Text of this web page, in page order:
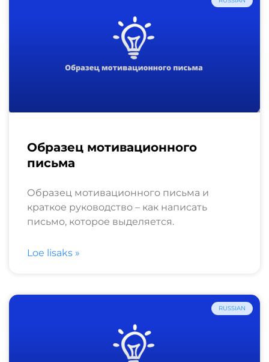
Образец мотивационного
письма
Образец мотивационного письма и
краткое руководство – как написать
письмо, которое выделяется.
Loe lisaks »
RUSSIAN